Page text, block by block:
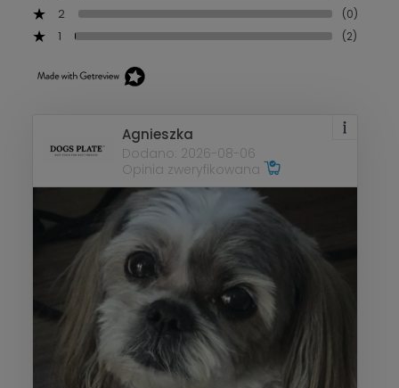
2 (0)
1 (2)
Agnieszka
Dodano: 2026-08-06
Opinia zweryfikowana